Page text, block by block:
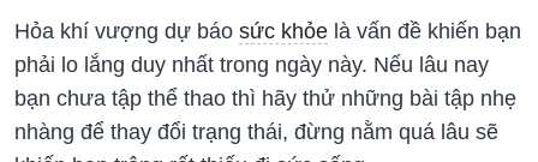
Hỏa khí vượng dự báo sức khỏe là vấn đề khiến bạn
phải lo lắng duy nhất trong ngày này. Nếu lâu nay
bạn chưa tập thể thao thì hãy thử những bài tập nhẹ
nhàng để thay đổi trạng thái, đừng nằm quá lâu sẽ